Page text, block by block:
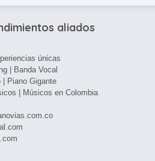
aliados
únicas
| Banda Vocal
| Piano Gigante
| Músicos en Colombia